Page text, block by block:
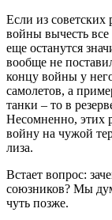
Если из советских
войны вычесть все
еще останутся
вообще не
концу войны у
самолетов, а
танки – то в
Несомненно, этих
войну на чужой
лиза.
Встает вопрос:
союзников? Мы
чуть позже.